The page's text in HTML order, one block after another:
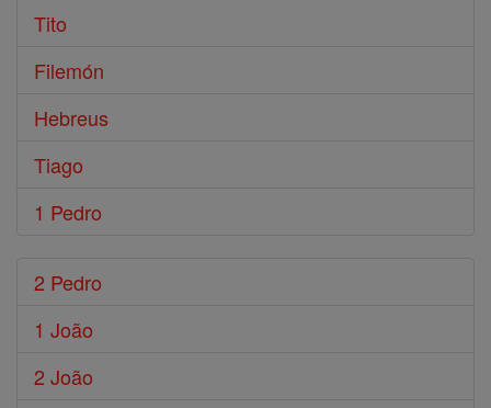
Tito
Filemón
Hebreus
Tiago
1 Pedro
2 Pedro
1 João
2 João